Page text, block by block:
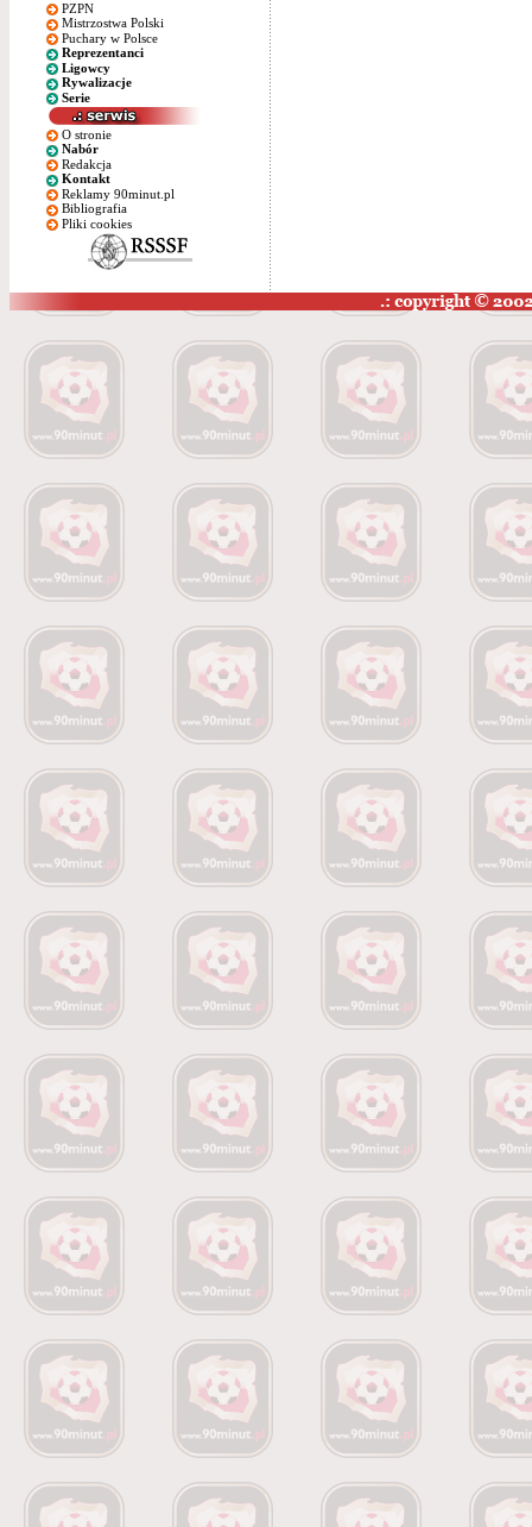
PZPN
Mistrzostwa Polski
Puchary w Polsce
Reprezentanci
Ligowcy
Rywalizacje
Serie
O stronie
Nabór
Redakcja
Kontakt
Reklamy 90minut.pl
Bibliografia
Pliki cookies